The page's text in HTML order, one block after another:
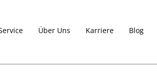
Über Uns Karriere Blog